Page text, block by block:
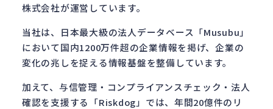
株式会社が運営しています。
当社は、日本最大級の法人データベース「Musubu」
において国内1200万件超の企業情報を掲げ、企業の
変化の兆しを捉える情報基盤を整備しています。
加えて、与信管理・コンプライアンスチェック・法人
確認を支援する「Riskdog」では、年間20億件のリ